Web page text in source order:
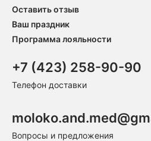
Оставить отзыв
Ваш праздник
Программа лояльности
+7 (423) 258-90-90
Телефон доставки
Вопросы и предложения